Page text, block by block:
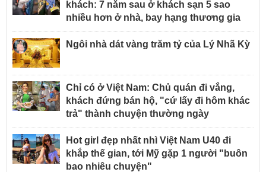
khách: 7 năm sau ở khách sạn 5 sao
nhiều hơn ở nhà, bay hạng thương gia
Ngôi nhà dát vàng trăm tỷ của Lý Nhã Kỳ
Chỉ có ở Việt Nam: Chủ quán đi vắng,
khách đứng bán hộ, "cứ lấy đi hôm khác
trả" thành chuyện thường ngày
Hot girl đẹp nhất nhì Việt Nam U40 đi
khắp thế gian, tới Mỹ gặp 1 người "buôn
bao nhiêu chuyện"